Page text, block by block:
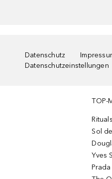
Datenschutz
Datenschutzeinstellungen
TOP-
Rituals
Sol
Yves
Prada